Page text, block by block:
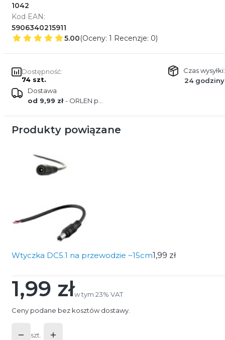
1042
Kod EAN:
5906340215911
5.00(Oceny: 1 Recenzje: 0)
Dostępność:
74 szt.
Czas wysyłki:
24 godziny
Dostawa
od 9,99 zł- ORLEN paczka
Produkty powiązane
Wtyczka DC5.1 na przewodzie ~15cm1,99 zł
Cena
1,99 złw tym 23% VAT
w tym 23% VAT
Ceny podane bez kosztów dostawy.
szt.